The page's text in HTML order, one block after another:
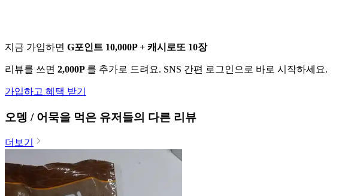
지금 가입하면 G포인트 10,000P + 캐시로또 10장
리뷰를 쓰면 2,000P 를 추가로 드려요. SNS 간편 로그인으로 바로 시작하세요.
가입하고 혜택 받기
오뎅 / 어묵을 먹은 유저들의 다른 리뷰
더보기